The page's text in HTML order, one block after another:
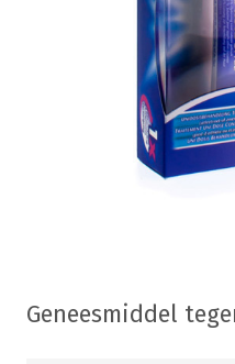
Geneesmiddel